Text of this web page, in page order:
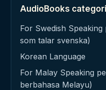
AudioBooks
For Swedish
som talar svenska)
Korean Language
For Malay Speaking
berbahasa Melayu)